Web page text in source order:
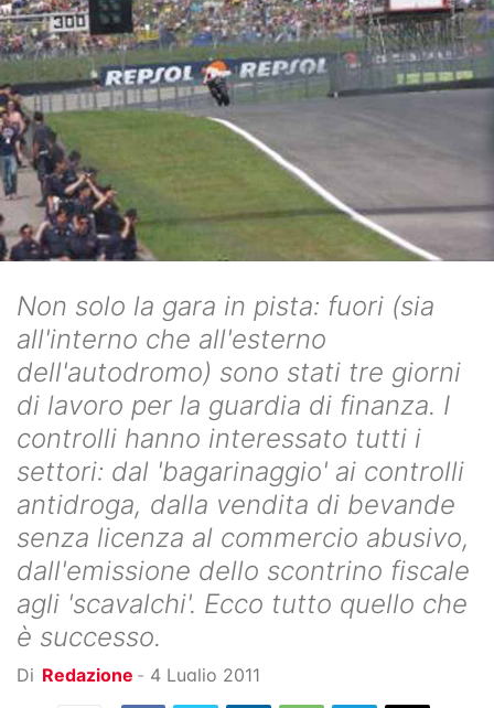
Non solo la gara in pista: fuori (sia
all'interno che all'esterno
dell'autodromo) sono stati tre giorni
di lavoro per la guardia di finanza. I
controlli hanno interessato tutti i
settori: dal 'bagarinaggio' ai controlli
antidroga, dalla vendita di bevande
senza licenza al commercio abusivo,
dall'emissione dello scontrino fiscale
agli 'scavalchi'. Ecco tutto quello che
è successo.
Di Redazione - 4 Luglio 2011